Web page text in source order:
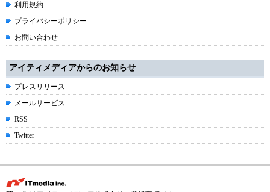
利用規約
プライバシーポリシー
お問い合わせ
アイティメディアからのお知らせ
プレスリリース
メールサービス
RSS
Twitter